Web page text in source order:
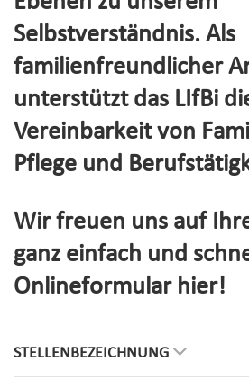
Selbstverständnis. Als
familienfreundlicher
unterstützt das LIfBi
Vereinbarkeit von
Pflege und
Wir freuen uns auf
ganz einfach und
Onlineformular hier!
STELLENBEZEICHNUNG